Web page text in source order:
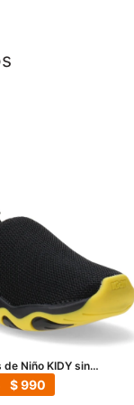
Niño KIDY sin
- Amarillo
$990